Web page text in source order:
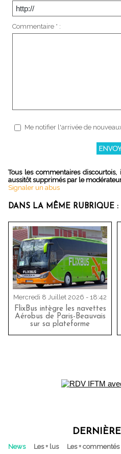
Commentaire * :
Me notifier l'arrivée de
Tous les commentaires
aussitôt supprimés par le
Signaler un abus
DANS LA MÊME RUBRIQUE :
Mercredi 8 Juillet 2026 - 18:42
FlixBus intègre les navettes
Aérobus de Paris-Beauvais
sur sa plateforme
DERNIÈRE
News Les + lus Les + commentés